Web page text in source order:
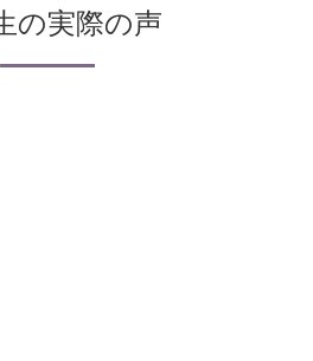
イメージしておく
の実際の声